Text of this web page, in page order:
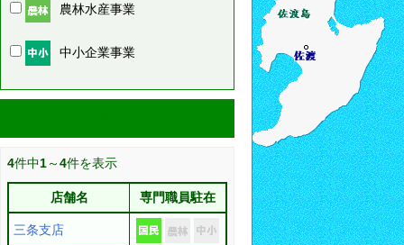
農林水産事業
中小企業事業
4件中1～4件を表示
店舗名 専門職員駐在
三条支店